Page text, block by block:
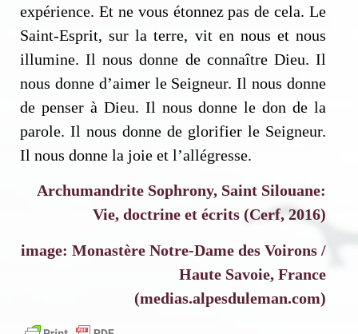
expérience. Et ne vous étonnez pas de cela. Le
Saint-Esprit, sur la terre, vit en nous et nous
illumine. Il nous donne de connaître Dieu. Il
nous donne d’aimer le Seigneur. Il nous donne
de penser à Dieu. Il nous donne le don de la
parole. Il nous donne de glorifier le Seigneur.
Il nous donne la joie et l’allégresse.
Archumandrite Sophrony, Saint Silouane:
Vie, doctrine et écrits (Cerf, 2016)
image: Monastère Notre-Dame des Voirons /
Haute Savoie, France
(medias.alpesduleman.com)